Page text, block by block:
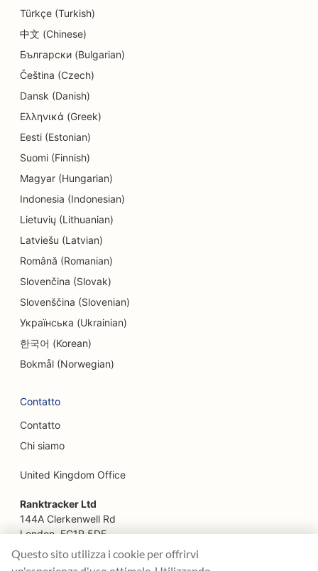
SEO per negozi di ciambelle
all'infanzia
SEO per le tintorie
SEO per elettricisti
SEO per endodontisti
SEO per l'intrattenimento e il tempo libero
SEO per gli studi di ingegneria
EO per i ristoranti etnici
SEO per le Escape Room
SEO per i servizi di lifting
SEO per i ristoranti a conduzione familiare
SEO per i pianificatori finanziari
SEO per i servizi finanziari
SEO per fioristi
Türkçe (Turkish)
中文 (Chinese)
Български (Bulgarian)
Čeština (Czech)
Dansk (Danish)
Ελληνικά (Greek)
Eesti (Estonian)
Suomi (Finnish)
Magyar (Hungarian)
Indonesia (Indonesian)
Lietuvių (Lithuanian)
Latviešu (Latvian)
Română (Romanian)
Slovenčina (Slovak)
Slovenščina (Slovenian)
Українська (Ukrainian)
한국어 (Korean)
Bokmål (Norwegian)
Contatto
Contatto
Chi siamo
United Kingdom Office
Ranktracker Ltd
144A Clerkenwell Rd
London, EC1R 5DF
Company No: 08820809
felix@ranktracker.com
Questo sito utilizza i cookie per offrirvi